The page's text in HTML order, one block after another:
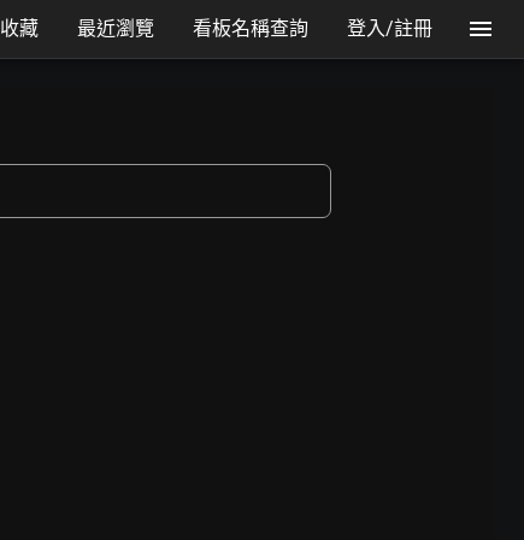
藏 最近瀏覽 看板名稱查詢 登入/註冊